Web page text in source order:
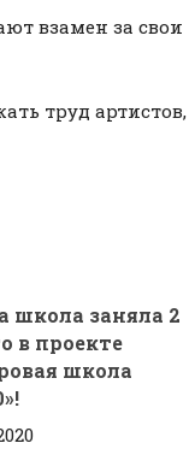
взамен за свои
труд артистов,
школа заняла 2
в проекте
школа